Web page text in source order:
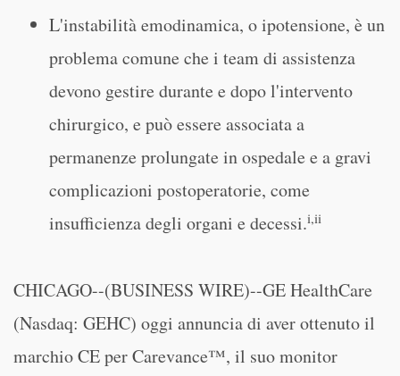
L'instabilità emodinamica, o ipotensione, è un
problema comune che i team di assistenza
devono gestire durante e dopo l'intervento
chirurgico, e può essere associata a
permanenze prolungate in ospedale e a gravi
complicazioni postoperatorie, come
insufficienza degli organi e decessi.i,ii
CHICAGO--(BUSINESS WIRE)--GE HealthCare
(Nasdaq: GEHC) oggi annuncia di aver ottenuto il
marchio CE per Carevance™, il suo monitor